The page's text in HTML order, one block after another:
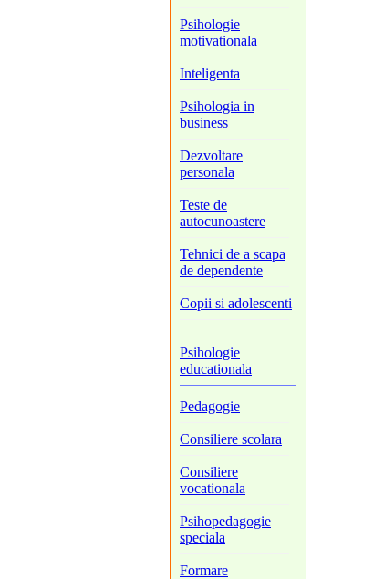
Psihologie
motivationala
Inteligenta
Psihologia in
business
Dezvoltare
personala
Teste de
autocunoastere
Tehnici de a scapa
de dependente
Copii si adolescenti
Psihologie
educationala
Pedagogie
Consiliere scolara
Consiliere
vocationala
Psihopedagogie
speciala
Formare